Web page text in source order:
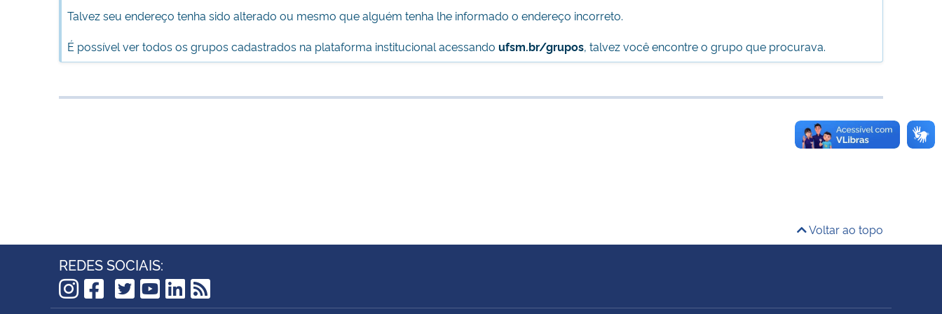
Talvez seu endereço tenha sido alterado ou mesmo que alguém tenha lhe informado o endereço incorreto.
É possível ver todos os grupos cadastrados na plataforma institucional acessando ufsm.br/grupos, talvez você encontre o grupo que procurava.
Voltar ao topo
REDES SOCIAIS: